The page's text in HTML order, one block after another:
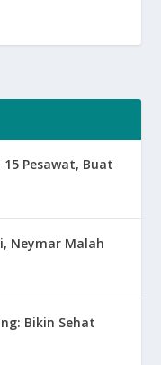
Pesawat, Buat
Neymar Malah
Bikin Sehat